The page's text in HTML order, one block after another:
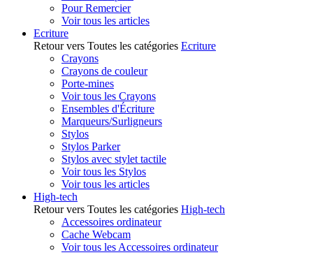
Pour Remercier
Voir tous les articles
Ecriture
Retour vers Toutes les catégories Ecriture
Crayons
Crayons de couleur
Porte-mines
Voir tous les Crayons
Ensembles d'Écriture
Marqueurs/Surligneurs
Stylos
Stylos Parker
Stylos avec stylet tactile
Voir tous les Stylos
Voir tous les articles
High-tech
Retour vers Toutes les catégories High-tech
Accessoires ordinateur
Cache Webcam
Voir tous les Accessoires ordinateur